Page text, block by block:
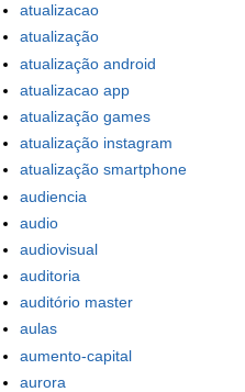
atualizacao
atualização
atualização android
atualizacao app
atualização games
atualização instagram
atualização smartphone
audiencia
audio
audiovisual
auditoria
auditório master
aulas
aumento-capital
aurora